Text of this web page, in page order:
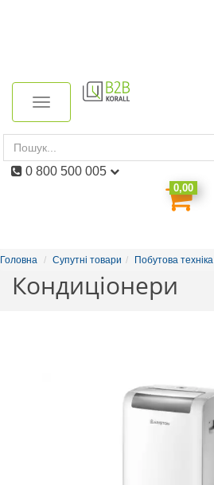
navigation
Toggle
0,00
0 800 500 005
Головна Супутні товари Побутова техніка
Кондиціонери